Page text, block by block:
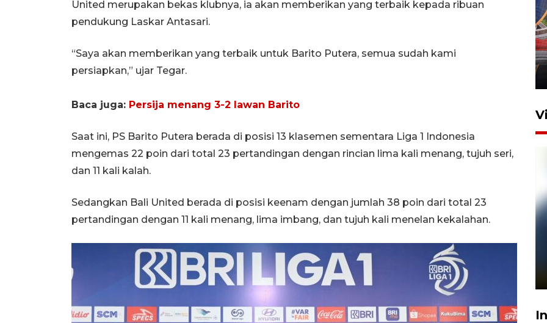
United merupakan bekas klubnya, ia akan memberikan yang terbaik kepada ribuan
pendukung Laskar Antasari.
“Saya akan memberikan yang terbaik untuk Barito Putera, semua sudah kami
persiapkan,” ujar Tegar.
Baca juga: Persija menang 3-2 lawan Barito
Saat ini, PS Barito Putera berada di posisi 13 klasemen sementara Liga 1 Indonesia
mengemas 22 poin dari total 23 pertandingan dengan rincian lima kali menang, tujuh seri,
dan 11 kali kalah.
Sedangkan Bali United berada di posisi keenam dengan jumlah 38 poin dari total 23
pertandingan dengan 11 kali menang, lima imbang, dan tujuh kali menelan kekalahan.
Stasiun Bogor
Pelanggan Filaha Farm setia
sampai 8 tahan?
1 Juni 2026 05:47